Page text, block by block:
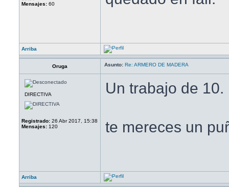
Mensajes: 60
Arriba
Oruga Asunto: Re: ARMERO DE MADERA
DIRECTIVA
Registrado: 26 Abr 2017, 15:38
Mensajes: 120
Un trabajo de 10.
te mereces un
Arriba